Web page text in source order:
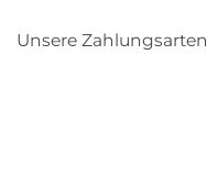
Unsere Zahlungsarten